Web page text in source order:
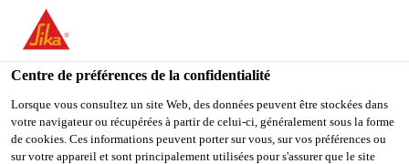
You are accessing "Sika Schweiz AG", it seems you are
accessing it from "États-Unis". We have a dedicated website for
your country.
TO
SIKA
USA
STAY ON THE SIKA
SCHWEIZ AG WEBSITE
SELECT A
COUNTRY
Centre de préférences de la confidentialité
Lorsque vous consultez un site Web, des données peuvent être stockées dans
votre navigateur ou récupérées à partir de celui-ci, généralement sous la forme
de cookies. Ces informations peuvent porter sur vous, sur vos préférences ou
sur votre appareil et sont principalement utilisées pour s'assurer que le site